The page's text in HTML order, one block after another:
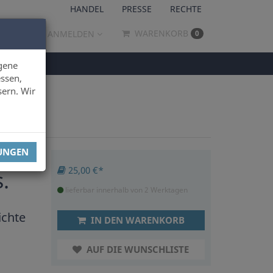
Wir
HANDEL PRESSE RECHTE
ANMELDEN WARENKORB 0
25,00 €*
lieferbar innerhalb von 2 Werktagen
IN DEN WARENKORB
AUF DIE WUNSCHLISTE